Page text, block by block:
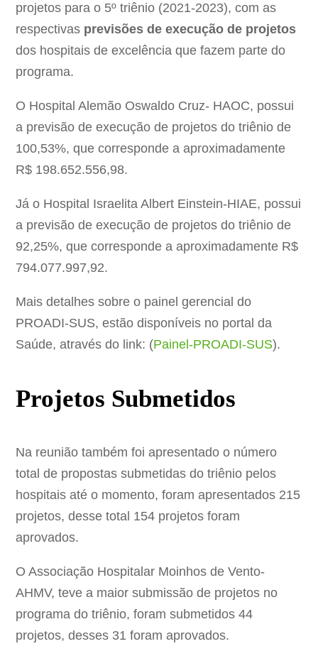
projetos para o 5º triênio (2021-2023), com as
respectivas previsões de execução de projetos
dos hospitais de excelência que fazem parte do
programa.
O Hospital Alemão Oswaldo Cruz- HAOC, possui
a previsão de execução de projetos do triênio de
100,53%, que corresponde a aproximadamente
R$ 198.652.556,98.
Já o Hospital Israelita Albert Einstein-HIAE, possui
a previsão de execução de projetos do triênio de
92,25%, que corresponde a aproximadamente R$
794.077.997,92.
Mais detalhes sobre o painel gerencial do
PROADI-SUS, estão disponíveis no portal da
Saúde, através do link: (Painel-PROADI-SUS).
Projetos Submetidos
Na reunião também foi apresentado o número
total de propostas submetidas do triênio pelos
hospitais até o momento, foram apresentados 215
projetos, desse total 154 projetos foram
aprovados.
O Associação Hospitalar Moinhos de Vento-
AHMV, teve a maior submissão de projetos no
programa do triênio, foram submetidos 44
projetos, desses 31 foram aprovados.